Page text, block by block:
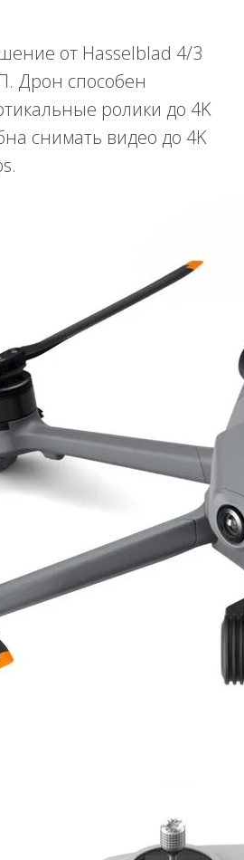
от Hasselblad 4/3
Дрон способен
ролики до 4K
снимать видео до 4K